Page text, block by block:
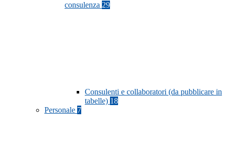
consulenza 29
Consulenti e collaboratori (da pubblicare in
tabelle) 18
Personale 7